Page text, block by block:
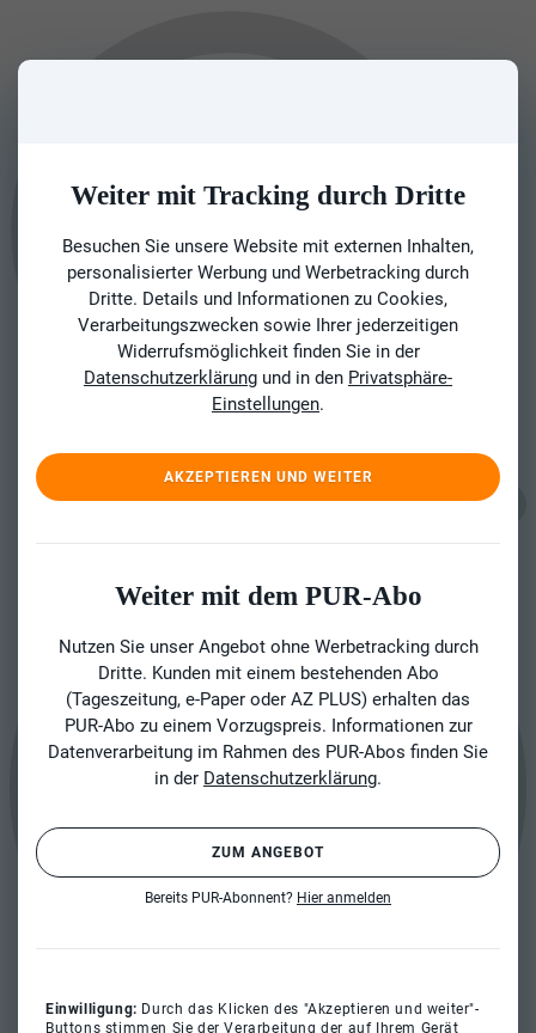
Weiter mit Tracking durch Dritte
Besuchen Sie unsere Website mit externen Inhalten,
personalisierter Werbung und Werbetracking durch
Dritte. Details und Informationen zu Cookies,
Verarbeitungszwecken sowie Ihrer jederzeitigen
Widerrufsmöglichkeit finden Sie in der
Datenschutzerklärung und in den Privatsphäre-
Einstellungen.
AKZEPTIEREN UND WEITER
Weiter mit dem PUR-Abo
Nutzen Sie unser Angebot ohne Werbetracking durch
Dritte. Kunden mit einem bestehenden Abo
(Tageszeitung, e-Paper oder AZ PLUS) erhalten das
PUR-Abo zu einem Vorzugspreis. Informationen zur
Datenverarbeitung im Rahmen des PUR-Abos finden Sie
in der Datenschutzerklärung.
ZUM ANGEBOT
Bereits PUR-Abonnent? Hier anmelden
Einwilligung: Durch das Klicken des "Akzeptieren und weiter"-
Buttons stimmen Sie der Verarbeitung der auf Ihrem Gerät